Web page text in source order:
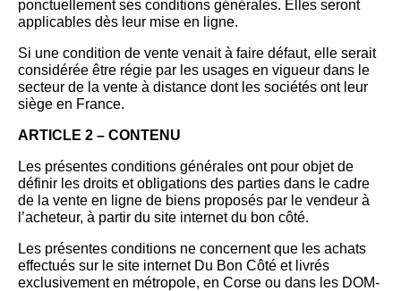
ponctuellement ses conditions générales. Elles seront
applicables dès leur mise en ligne.
Si une condition de vente venait à faire défaut, elle serait
considérée être régie par les usages en vigueur dans le
secteur de la vente à distance dont les sociétés ont leur
siège en France.
ARTICLE 2 – CONTENU
Les présentes conditions générales ont pour objet de
définir les droits et obligations des parties dans le cadre
de la vente en ligne de biens proposés par le vendeur à
l’acheteur, à partir du site internet du bon côté.
Les présentes conditions ne concernent que les achats
effectués sur le site internet Du Bon Côté et livrés
exclusivement en métropole, en Corse ou dans les DOM-